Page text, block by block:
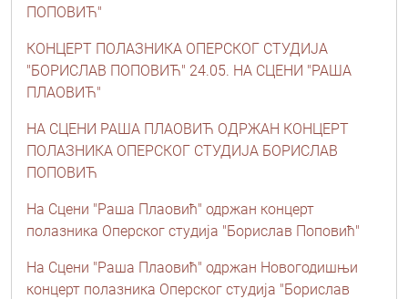
ПОПОВИЋ"
КОНЦЕРТ ПОЛАЗНИКА ОПЕРСКОГ СТУДИЈА
"БОРИСЛАВ ПОПОВИЋ" 24.05. НА СЦЕНИ "РАША
ПЛАОВИЋ"
НА СЦЕНИ РАША ПЛАОВИЋ ОДРЖАН КОНЦЕРТ
ПОЛАЗНИКА ОПЕРСКОГ СТУДИЈА БОРИСЛАВ
ПОПОВИЋ
На Сцени "Раша Плаовић" одржан концерт
полазника Оперског студија "Борислав Поповић"
На Сцени "Раша Плаовић" одржан Новогодишњи
концерт полазника Оперског студија "Борислав